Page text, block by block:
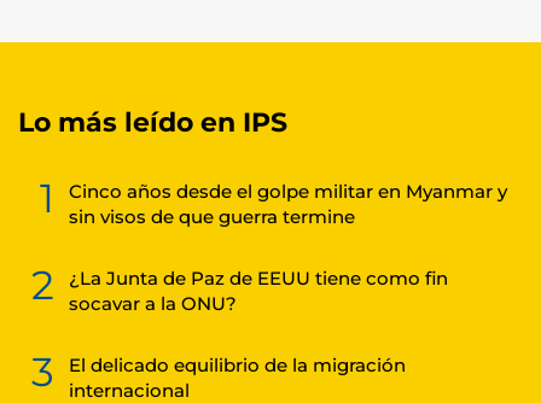
Lo más leído en IPS
1
Cinco años desde el golpe militar en Myanmar y
sin visos de que guerra termine
2
¿La Junta de Paz de EEUU tiene como fin
socavar a la ONU?
3
El delicado equilibrio de la migración
internacional